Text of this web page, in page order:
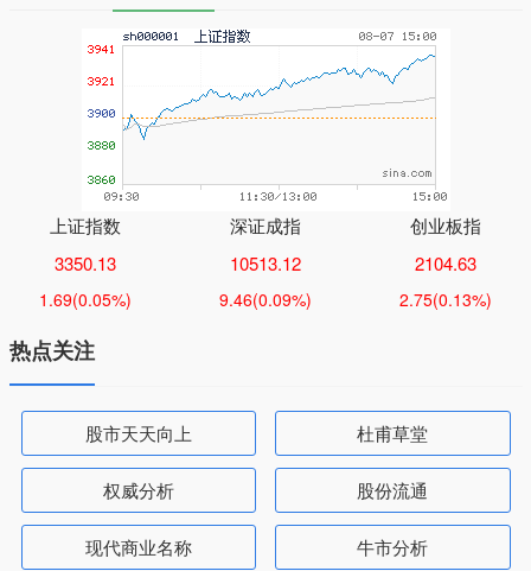
上证指数
3350.13
1.69(0.05%)
深证成指
10513.12
9.46(0.09%)
创业板指
2104.63
2.75(0.13%)
热点关注
股市天天向上 杜甫草堂
权威分析 股份流通
现代商业名称 牛市分析